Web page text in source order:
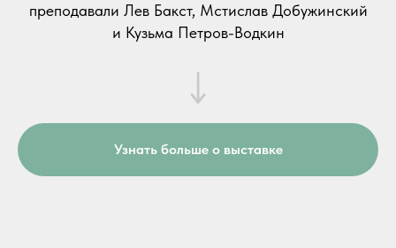
преподавали Лев Бакст, Мстислав Добужинский
и Кузьма Петров-Водкин
Узнать больше о выставке